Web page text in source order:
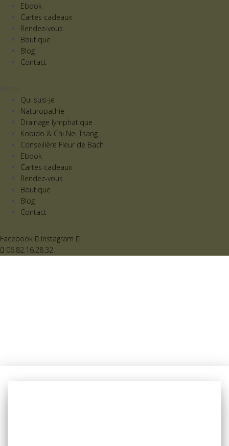
Ebook
Cartes cadeaux
Rendez-vous
Boutique
Blog
Contact
Menu
Qui suis-je
Naturopathie
Drainage lymphatique
Kobido & Chi Nei Tsang
Conseillère Fleur de Bach
Ebook
Cartes cadeaux
Rendez-vous
Boutique
Blog
Contact
Facebook
Instagram
06.82.16.28.32